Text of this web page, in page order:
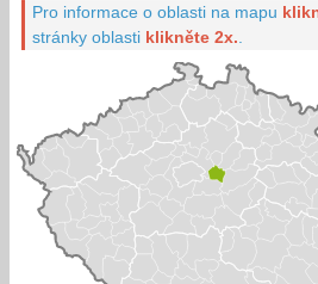
Pro informace o oblasti na mapu
stránky oblasti klikněte 2x.